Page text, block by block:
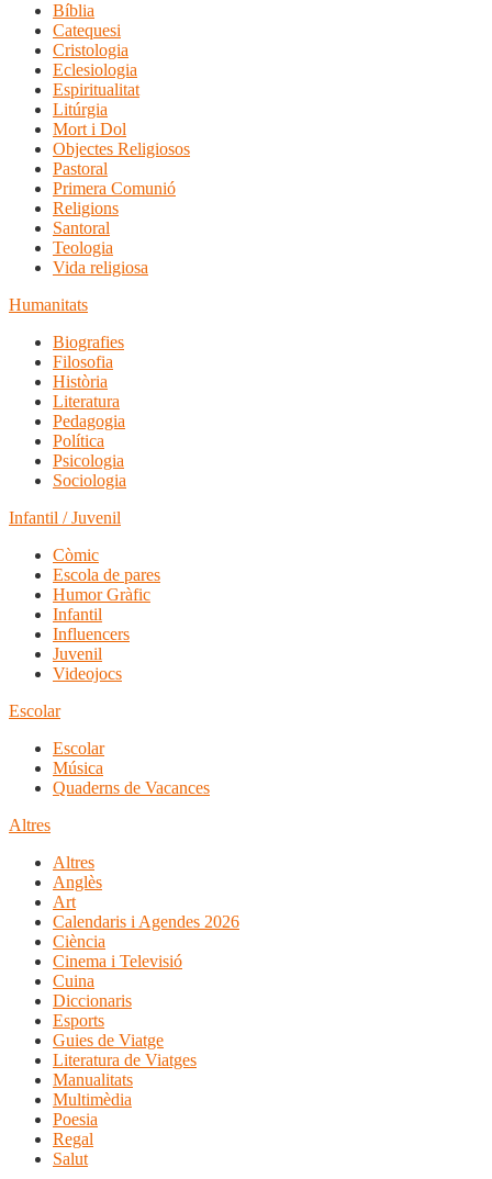
Bíblia
Catequesi
Cristologia
Eclesiologia
Espiritualitat
Litúrgia
Mort i Dol
Objectes Religiosos
Pastoral
Primera Comunió
Religions
Santoral
Teologia
Vida religiosa
Humanitats
Biografies
Filosofia
Història
Literatura
Pedagogia
Política
Psicologia
Sociologia
Infantil / Juvenil
Còmic
Escola de pares
Humor Gràfic
Infantil
Influencers
Juvenil
Videojocs
Escolar
Escolar
Música
Quaderns de Vacances
Altres
Altres
Anglès
Art
Calendaris i Agendes 2026
Ciència
Cinema i Televisió
Cuina
Diccionaris
Esports
Guies de Viatge
Literatura de Viatges
Manualitats
Multimèdia
Poesia
Regal
Salut